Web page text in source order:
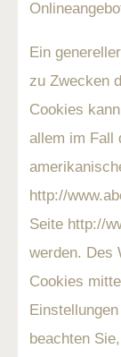
Ein
zu Zwecken
Cookies
allem im Fall
http://
Seite http://
werden. Des
Cookies
beachten